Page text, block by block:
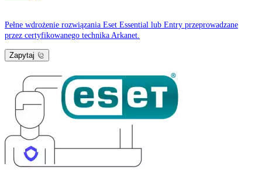
Pełne wdrożenie rozwiązania Eset Essential lub Entry przeprowadzane
przez certyfikowanego technika Arkanet.
Zapytaj